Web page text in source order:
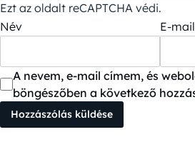
Ezt az oldalt reCAPTCHA védi.
Név
E-
A nevem, e-mail címem, és
böngészőben a következő